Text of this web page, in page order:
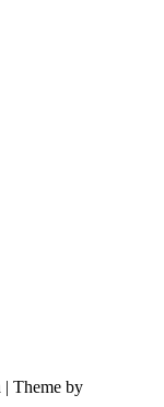
| Theme by